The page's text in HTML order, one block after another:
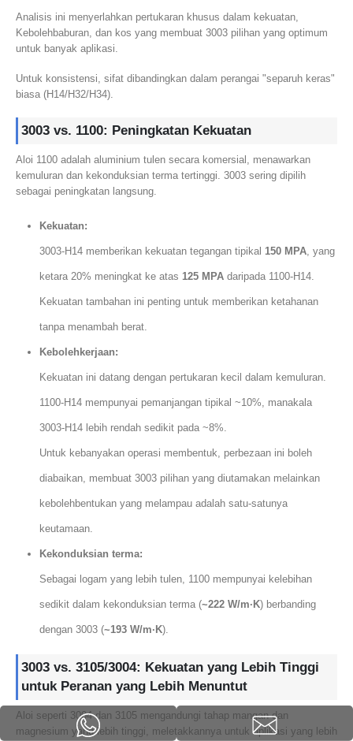
Analisis ini menyerlahkan pertukaran khusus dalam kekuatan,
Kebolehbaburan, dan kos yang membuat 3003 pilihan yang optimum
untuk banyak aplikasi.
Untuk konsistensi, sifat dibandingkan dalam perangai "separuh keras"
biasa (H14/H32/H34).
3003 vs. 1100: Peningkatan Kekuatan
Aloi 1100 adalah aluminium tulen secara komersial, menawarkan
kemuluran dan kekonduksian terma tertinggi. 3003 sering dipilih
sebagai peningkatan langsung.
Kekuatan:
3003-H14 memberikan kekuatan tegangan tipikal 150 MPA, yang
ketara 20% meningkat ke atas 125 MPAdaripada 1100-H14.
Kekuatan tambahan ini penting untuk memberikan ketahanan
tanpa menambah berat.
Kebolehkerjaan:
Kekuatan ini datang dengan pertukaran kecil dalam kemuluran.
1100-H14 mempunyai pemanjangan tipikal ~10%, manakala
3003-H14 lebih rendah sedikit pada ~8%.
Untuk kebanyakan operasi membentuk, perbezaan ini boleh
diabaikan, membuat 3003 pilihan yang diutamakan melainkan
kebolehbentukan yang melampau adalah satu-satunya
keutamaan.
Kekonduksian terma:
Sebagai logam yang lebih tulen, 1100 mempunyai kelebihan
sedikit dalam kekonduksian terma (~222 W/m·K) berbanding
dengan 3003 (~193 W/m·K).
3003 vs. 3105/3004: Kekuatan yang Lebih Tinggi
untuk Peranan yang Lebih Menuntut
Aloi seperti 3004 dan 3105 mengandungi tahap mangan dan
magnesium yang lebih tinggi, meletakkannya untuk aplikasi yang lebih